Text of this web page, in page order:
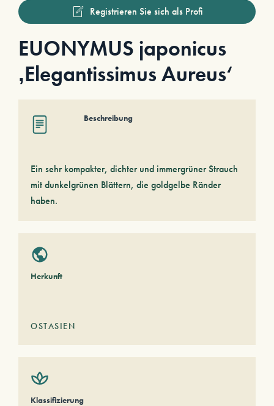
Registrieren Sie sich als Profi
EUONYMUS japonicus
‚Elegantissimus Aureus‘
Beschreibung
Ein sehr kompakter, dichter und immergrüner Strauch
mit dunkelgrünen Blättern, die goldgelbe Ränder
haben.
Herkunft
OSTASIEN
Klassifizierung